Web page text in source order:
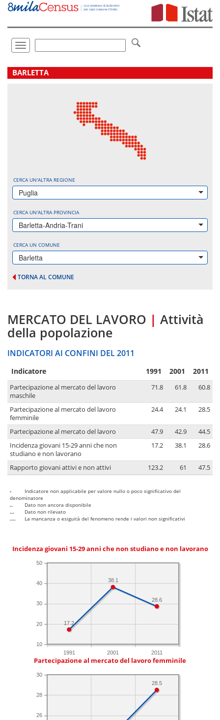
Vai
direttamente
Toggle
navigation
.
BARLETTA
CERCA UN'ALTRA REGIONE
Puglia
CERCA UN'ALTRA PROVINCIA
Barletta-Andria-Trani
CERCA UN COMUNE
Barletta
TORNA AL COMUNE
MERCATO DEL LAVORO | Attività
della popolazione
INDICATORI AI CONFINI DEL 2011
Indicatore 1991 2001 2011
Partecipazione al mercato del lavoro
maschile
71.8 61.8 60.8
Partecipazione al mercato del lavoro
femminile
24.4 24.1 28.5
Partecipazione al mercato del lavoro 47.9 42.9
44.5
Incidenza giovani 15-29 anni che non
studiano e non lavorano
17.2 38.1 28.6
Rapporto giovani attivi e non attivi 123.2 61 47.5
-
Indicatore non applicabile per valore nullo o poco significativo del
denominatore
..
Dato non ancora disponibile
...
Dato non rilevato
....
La mancanza o esiguità del fenomeno rende i valori non significativi
Incidenza giovani 15-29 anni che non studiano e non lavorano
1991 2001 2011
10
20
30
40
50
28.6
38.1
17.2
Partecipazione al mercato del lavoro femminile
26
28
30
28.5